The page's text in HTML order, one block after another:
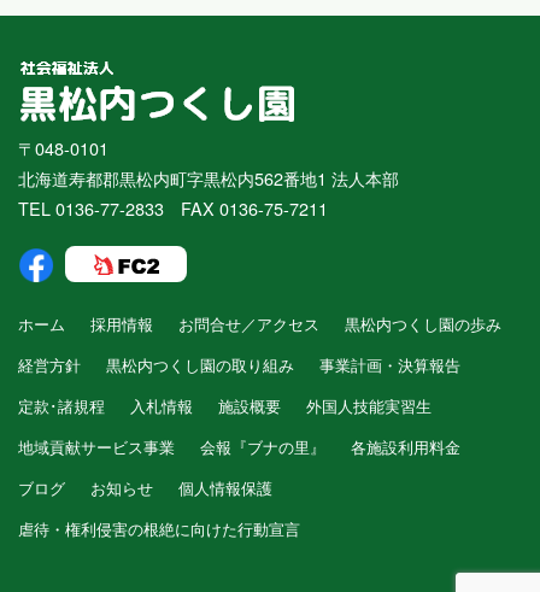
〒048-0101
北海道寿都郡黒松内町字黒松内562番地1 法人本部
TEL 0136-77-2833 FAX 0136-75-7211
ホーム 採用情報 お問合せ／アクセス
黒松内つくし園の歩み
経営方針
黒松内つくし園の取り組み
事業計画・決算報告
定款･諸規程
入札情報 施設概要
外国人技能実習生
地域貢献サービス事業
会報『ブナの里』
各施設利用料金
ブログ
お知らせ
個人情報保護
虐待・権利侵害の根絶に向けた行動宣言